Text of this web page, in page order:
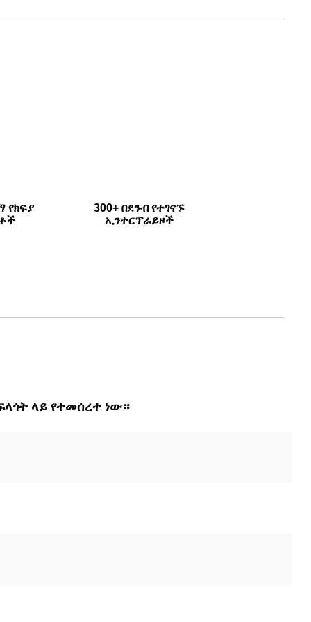
የክፍያ
300+ በደንብ የተገናኙ
ኢንተርፕራይዞች
ላይ የተመሰረተ ነው።